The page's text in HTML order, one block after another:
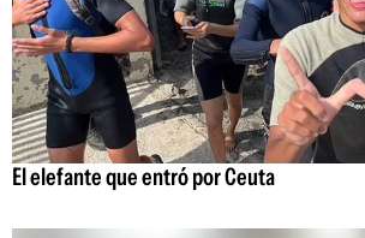
El elefante que entró por Ceuta